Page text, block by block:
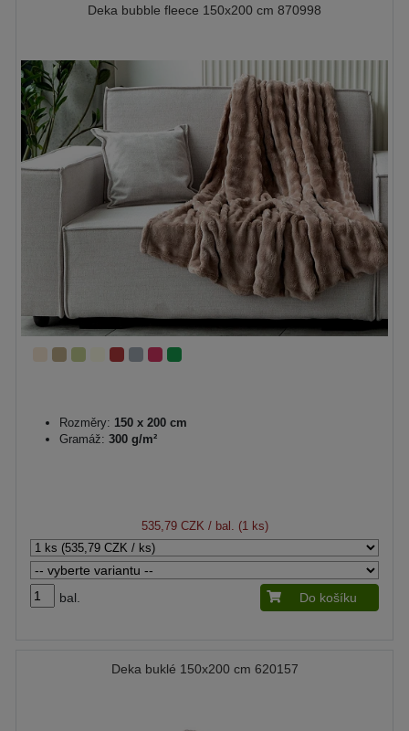
Deka bubble fleece 150x200 cm 870998
Rozměry: 150 x 200 cm
Gramáž: 300 g/m²
535,79 CZK / bal. (1 ks)
bal. Do košíku
Deka buklé 150x200 cm 620157